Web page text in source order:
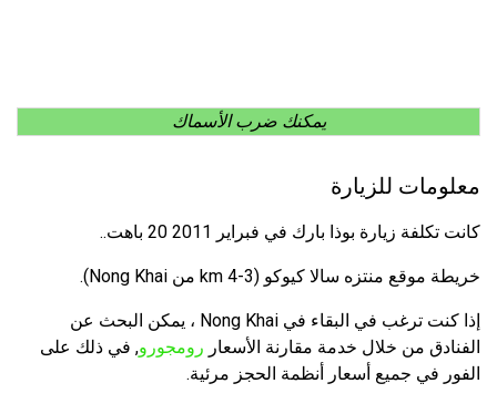
يمكنك ضرب الأسماك
معلومات للزيارة
كانت تكلفة زيارة بوذا بارك في فبراير 2011 20 باهت..
خريطة موقع منتزه سالا كيوكو (3-4 km من Nong Khai).
إذا كنت ترغب في البقاء في Nong Khai ، يمكن البحث عن
الفنادق من خلال خدمة مقارنة الأسعار رومجورو, في ذلك على
الفور في جميع أسعار أنظمة الحجز مرئية.